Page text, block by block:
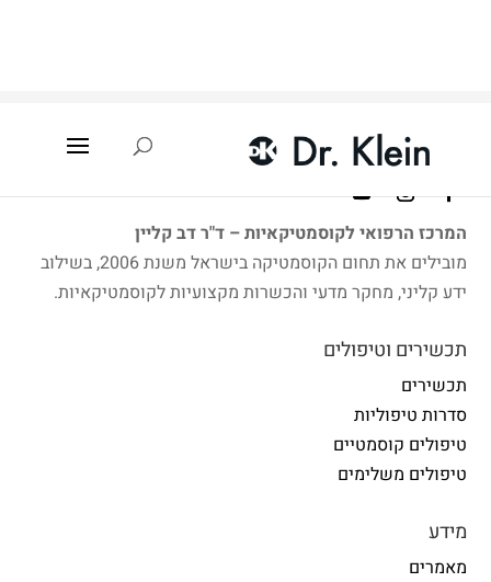
המרכז הרפואי לקוסמטיקאיות – ד"ר דב קליין
מובילים את תחום הקוסמטיקה בישראל משנת 2006, בשילוב
ידע קליני, מחקר מדעי והכשרות מקצועיות לקוסמטיקאיות.
תכשירים וטיפולים
תכשירים
סדרות טיפוליות
טיפולים קוסמטיים
טיפולים משלימים
מידע
מאמרים